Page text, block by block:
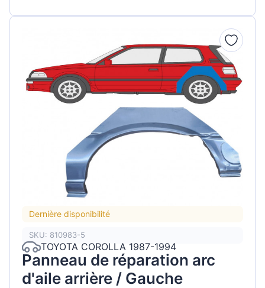
Dernière disponibilité
SKU: 810983-5
TOYOTA COROLLA 1987-1994
Panneau de réparation arc
d'aile arrière / Gauche